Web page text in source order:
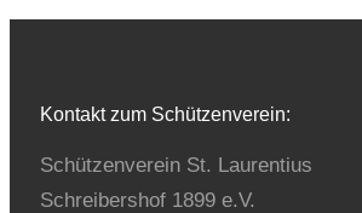
Kontakt zum Schützenverein:
Schützenverein St. Laurentius
Schreibershof 1899 e.V.